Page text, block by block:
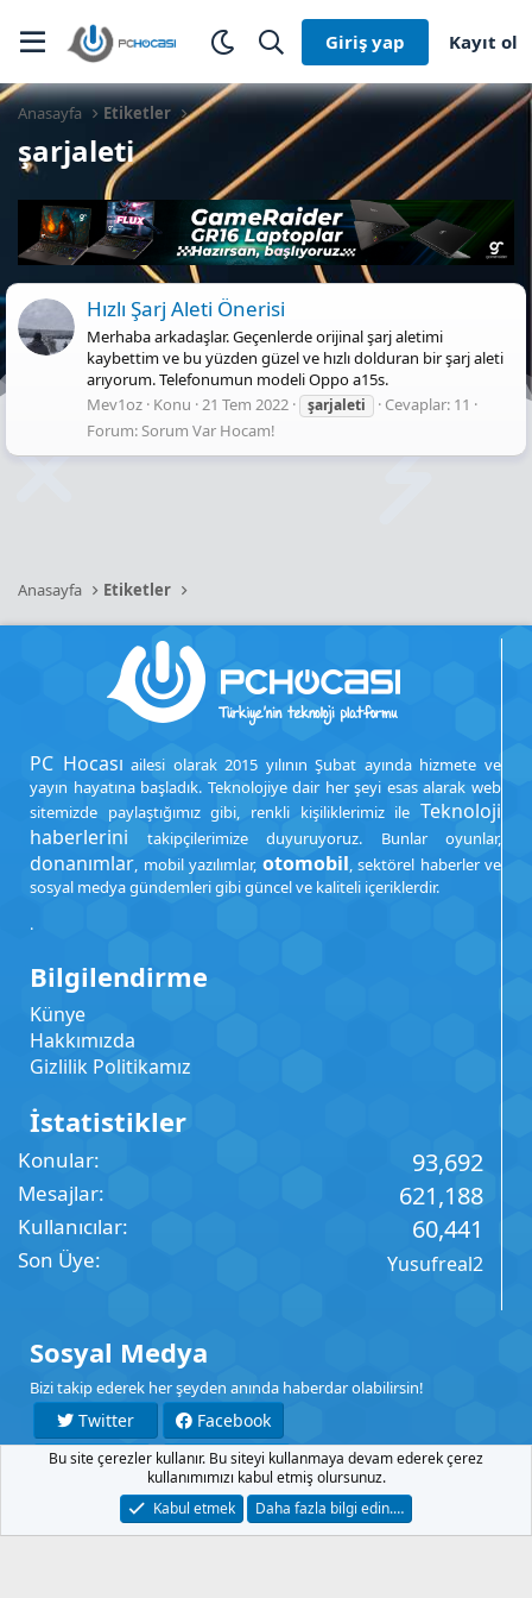
Giriş yap Kayıt ol
Anasayfa Etiketler
şarjaleti
Hızlı Şarj Aleti Önerisi
Merhaba arkadaşlar. Geçenlerde orijinal şarj aletimi
kaybettim ve bu yüzden güzel ve hızlı dolduran bir şarj aleti
arıyorum. Telefonumun modeli Oppo a15s.
Mev1oz Konu 21 Tem 2022 şarjaleti
Cevaplar: 11
Forum:Sorum Var Hocam!
Anasayfa Etiketler
PC Hocası ailesi olarak 2015 yılının Şubat ayında hizmete ve
yayın hayatına başladık. Teknolojiye dair her şeyi esas alarak web
sitemizde paylaştığımız gibi, renkli kişiliklerimiz ile Teknoloji
haberlerini takipçilerimize duyuruyoruz. Bunlar oyunlar,
donanımlar, mobil yazılımlar, otomobil, sektörel haberler ve
sosyal medya gündemleri gibi güncel ve kaliteli içeriklerdir.
.
Bilgilendirme
Künye
Hakkımızda
Gizlilik Politikamız
İstatistikler
Konular 93,692
Mesajlar 621,188
Kullanıcılar 60,441
Son Üye Yusufreal2
Sosyal Medya
Bizi takip ederek her şeyden anında haberdar olabilirsin!
Twitter
Facebook
YouTube
Instagram
Şartlar Gizlilik Yardım Anasayfa
R
Bu site çerezler kullanır. Bu siteyi kullanmaya devam ederek çerez
kullanımımızı kabul etmiş olursunuz.
Kabul etmek
Daha fazla bilgi edin.…